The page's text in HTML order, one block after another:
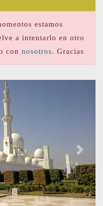
estamos
a intentarlo en otro
con nosotros. Gracias